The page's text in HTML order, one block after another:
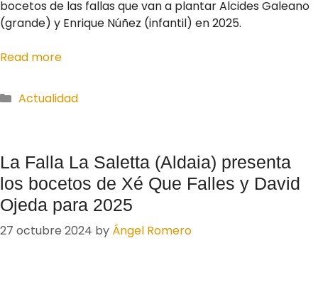
bocetos de las fallas que van a plantar Alcides Galeano
(grande) y Enrique Núñez (infantil) en 2025.
Read more
Actualidad
La Falla La Saletta (Aldaia) presenta
los bocetos de Xé Que Falles y David
Ojeda para 2025
27 octubre 2024 by Ángel Romero